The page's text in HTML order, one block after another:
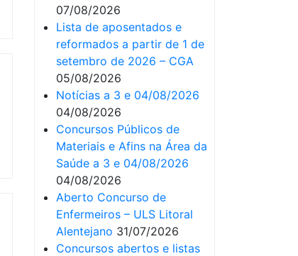
07/08/2026
Lista de aposentados e
reformados a partir de 1 de
setembro de 2026 – CGA
05/08/2026
Notícias a 3 e 04/08/2026
04/08/2026
Concursos Públicos de
Materiais e Afins na Área da
Saúde a 3 e 04/08/2026
04/08/2026
Aberto Concurso de
Enfermeiros – ULS Litoral
Alentejano 31/07/2026
Concursos abertos e listas